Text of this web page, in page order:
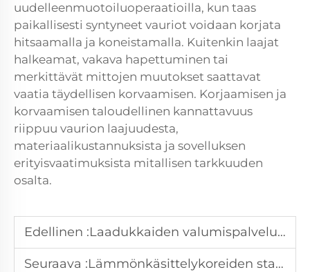
uudelleenmuotoiluoperaatioilla, kun taas
paikallisesti syntyneet vauriot voidaan korjata
hitsaamalla ja koneistamalla. Kuitenkin laajat
halkeamat, vakava hapettuminen tai
merkittävät mittojen muutokset saattavat
vaatia täydellisen korvaamisen. Korjaamisen ja
korvaamisen taloudellinen kannattavuus
riippuu vaurion laajuudesta,
materiaalikustannuksista ja sovelluksen
erityisvaatimuksista mitallisen tarkkuuden
osalta.
Edellinen :Laadukkaiden valumispalvelujen valinta: 5 keskeistä tekijää
Seuraava :Lämmönkäsittelykoreiden standardit: teollisuuden vaatimukset